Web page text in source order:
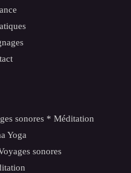
sonores * Méditation
Yoga
sonores